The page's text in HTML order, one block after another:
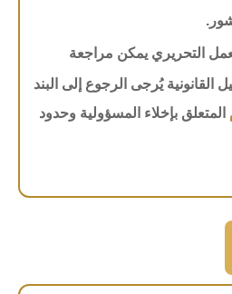
التحريري يمكن مراجعة
القانونية يُرجى الرجوع إلى البند
المتعلق بإخلاء المسؤولية وحدود